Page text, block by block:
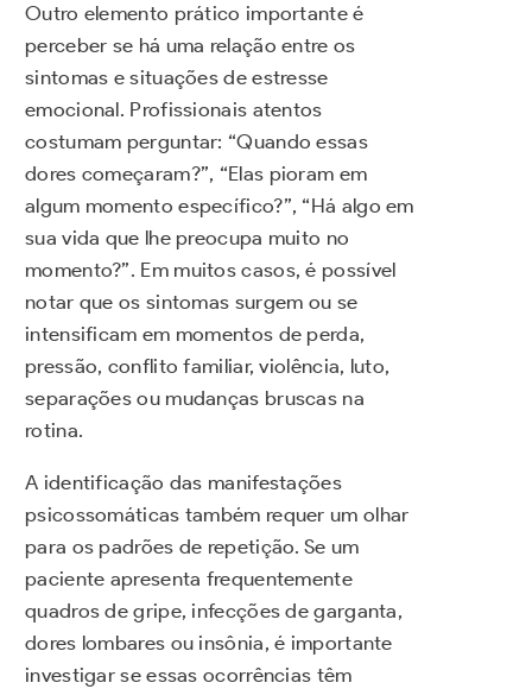
Outro elemento prático importante é
perceber se há uma relação entre os
sintomas e situações de estresse
emocional. Profissionais atentos
costumam perguntar: “Quando essas
dores começaram?”, “Elas pioram em
algum momento específico?”, “Há algo em
sua vida que lhe preocupa muito no
momento?”. Em muitos casos, é possível
notar que os sintomas surgem ou se
intensificam em momentos de perda,
pressão, conflito familiar, violência, luto,
separações ou mudanças bruscas na
rotina.
A identificação das manifestações
psicossomáticas também requer um olhar
para os padrões de repetição. Se um
paciente apresenta frequentemente
quadros de gripe, infecções de garganta,
dores lombares ou insônia, é importante
investigar se essas ocorrências têm